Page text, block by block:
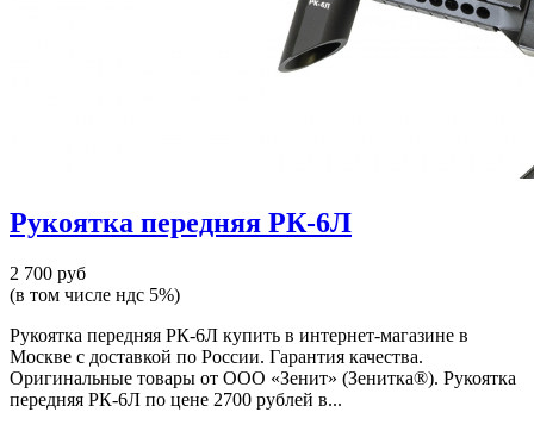
Рукоятка передняя РК-6Л
2 700 руб
(в том числе ндс 5%)
Рукоятка передняя РК-6Л купить в интернет-магазине в
Москве с доставкой по России. Гарантия качества.
Оригинальные товары от ООО «Зенит» (Зенитка®). Рукоятка
передняя РК-6Л по цене 2700 рублей в...